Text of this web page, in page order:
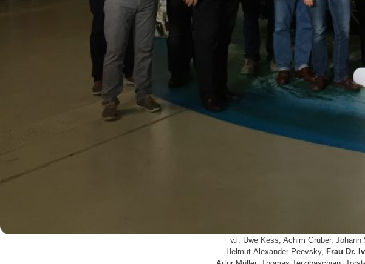
v.l. Uwe Kess, Achim Gruber, Johann
Helmut-Alexander Peevsky, Frau Dr.